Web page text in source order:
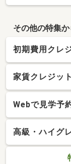
その他の特集
初期費用クレ
家賃クレジッ
Webで見学予
高級・ハイグ